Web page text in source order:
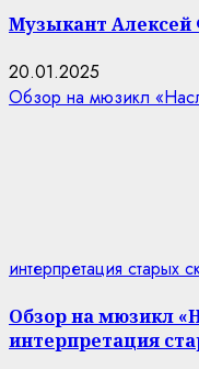
Музыкант Алексей
20.01.2025
Обзор на мюзикл
интерпретация старых
Обзор на мюзикл
интерпретация